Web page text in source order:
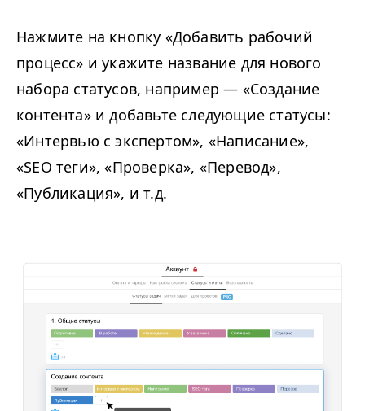
Нажмите на кнопку «Добавить рабочий
процесс» и укажите название для нового
набора статусов, например — «Создание
контента» и добавьте следующие статусы:
«Интервью с экспертом», «Написание»,
«SEO теги», «Проверка», «Перевод»,
«Публикация», и т.д.